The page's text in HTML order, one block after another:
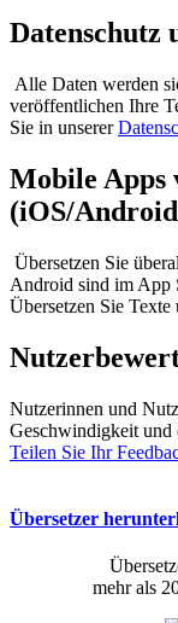
Datenschutz
Alle Daten werden
veröffentlichen Ihre
Sie in unserer
Mobile Apps
(iOS/
Übersetzen Sie
Android sind im App
Übersetzen Sie
Nutzerinnen und
Geschwindigkeit und
Teilen Sie Ihr
Übersetzer
mehr als